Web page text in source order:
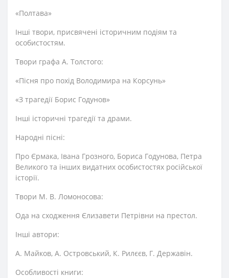
«Полтава»
Інші твори, присвячені історичним подіям та
особистостям.
Твори графа А. Толстого:
«Пісня про похід Володимира на Корсунь»
«З трагедії Борис Годунов»
Інші історичні трагедії та драми.
Народні пісні:
Про Єрмака, Івана Грозного, Бориса Годунова, Петра
Великого та інших видатних особистостях російської
історії.
Твори М. В. Ломоносова:
Ода на сходження Єлизавети Петрівни на престол.
Інші автори:
А. Майков, А. Островський, К. Рилєєв, Г. Державін.
Особливості книги: